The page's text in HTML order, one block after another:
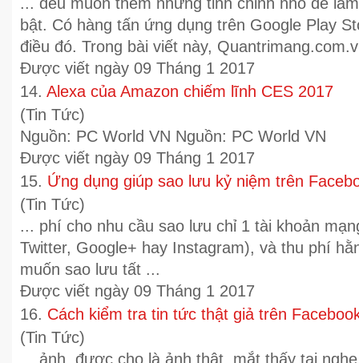
bật. Có hàng tấn ứng dụng trên Google Play
điều đó. Trong bài viết này,
Được viết ngày 09 Tháng 1 2017
14. Alexa của Amazon chiếm lĩnh CES 2017
(Tin Tức)
Nguồn: PC World VN Nguồn: PC World VN
Được viết ngày 09 Tháng 1 2017
15. Ứng dụng giúp sao lưu kỷ niệm trên
(Tin Tức)
... phí cho nhu cầu sao lưu chỉ 1 tài khoản
Twitter, Google+ hay Instagram), và thu phí
muốn sao lưu tất ...
Được viết ngày 09 Tháng 1 2017
16. Cách kiểm tra tin tức thật giả trên
(Tin Tức)
... ảnh, được cho là ảnh thật, mắt thấy tai